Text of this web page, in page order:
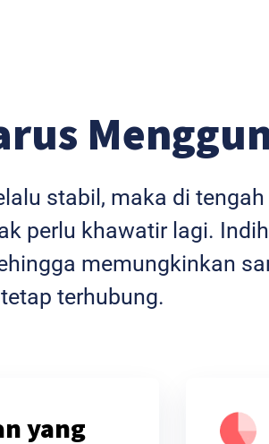
stabil, maka di
perlu khawatir lagi.
memungkinkan
terhubung.
yang